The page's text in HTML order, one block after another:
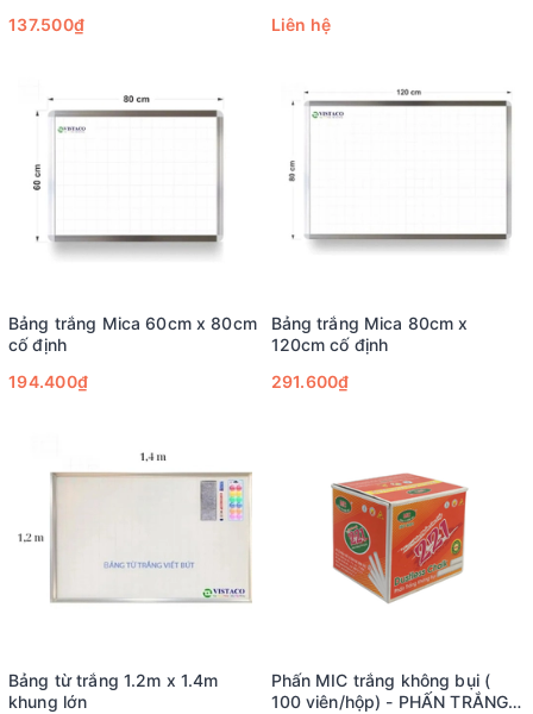
137.500₫
Liên hệ
Bảng trắng Mica 60cm x 80cm
cố định
194.400₫
Bảng trắng Mica 80cm x
120cm cố định
291.600₫
Bảng từ trắng 1.2m x 1.4m
khung lớn
Phấn MIC trắng không bụi (
100 viên/hộp) - PHẤN TRẮNG